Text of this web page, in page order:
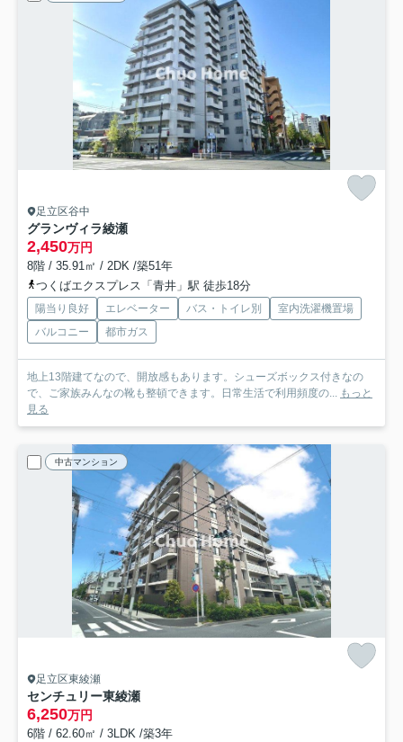
足立区谷中
グランヴィラ綾瀬
2,450万円
8階 / 35.91㎡ / 2DK /築51年
つくばエクスプレス「青井」駅 徒歩18分
陽当り良好 エレベーター バス・トイレ別
室内洗濯機置場
バルコニー
都市ガス
地上13階建てなので、開放感もあります。シューズボックス付きなの
で、ご家族みんなの靴も整頓できます。日常生活で利用頻度の... もっと
見る
中古マンション
足立区東綾瀬
センチュリー東綾瀬
6,250万円
6階 / 62.60㎡ / 3LDK /築3年